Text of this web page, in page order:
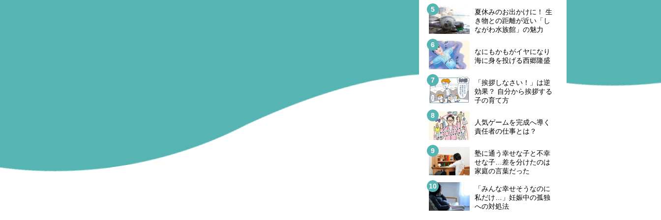
夏休みのお出かけに！ 生
き物との距離が近い「し
ながわ水族館」の魅力
なにもかもがイヤになり
海に身を投げる西郷隆盛
「挨拶しなさい！」は逆
効果？ 自分から挨拶する
子の育て方
人気ゲームを完成へ導く
責任者の仕事とは？
塾に通う幸せな子と不幸
せな子…差を分けたのは
家庭の言葉だった
「みんな幸せそうなのに
私だけ…」妊娠中の孤独
への対処法